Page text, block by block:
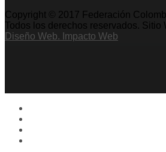
Copyright © 2017 Federación
Todos los derechos reservados. Sitio
Diseño Web. Impacto Web